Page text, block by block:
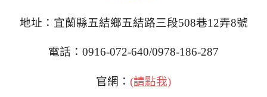
地址：宜蘭縣五結鄉五結路三段508巷12弄8號
電話：0916-072-640/0978-186-287
官網： (請點我)